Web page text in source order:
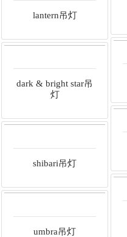
lantern吊灯
dark & bright star吊
灯
shibari吊灯
umbra吊灯